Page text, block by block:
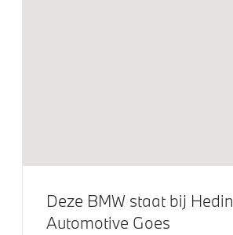
Elektrische voorzieningen
Deze BMW staat bij Hedin
Automotive Goes